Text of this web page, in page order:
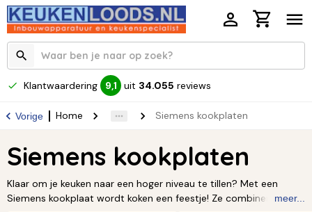
Klantwaardering 9,1 uit 34.055 reviews
Vorige Home Siemens kookplaten
Siemens kookplaten
Klaar om je keuken naar een hoger niveau te tillen? Met een
Siemens kookplaat wordt koken een feestje! Ze combineren de
meer...